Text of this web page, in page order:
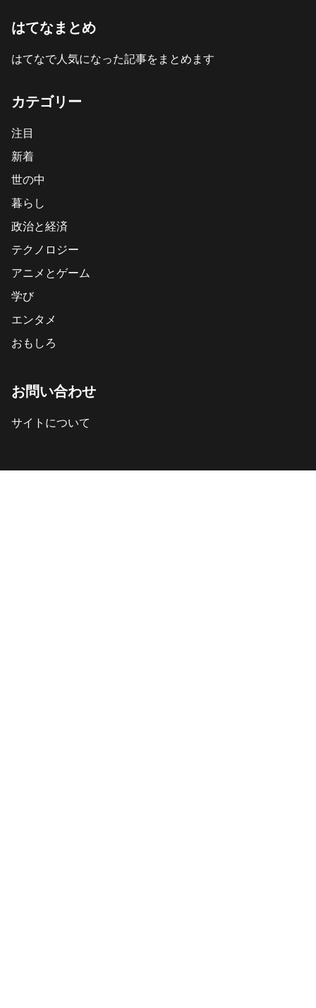
はてなまとめ
はてなで人気になった記事をまとめます
カテゴリー
注目
新着
世の中
暮らし
政治と経済
テクノロジー
アニメとゲーム
学び
エンタメ
おもしろ
お問い合わせ
サイトについて